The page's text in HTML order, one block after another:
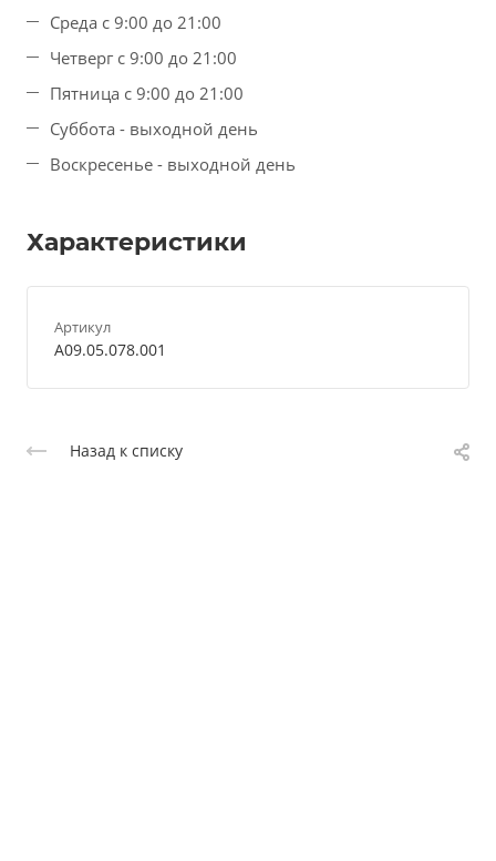
Среда с 9:00 до 21:00
Четверг с 9:00 до 21:00
Пятница с 9:00 до 21:00
Суббота - выходной день
Воскресенье - выходной день
Характеристики
Артикул
A09.05.078.001
Назад к списку